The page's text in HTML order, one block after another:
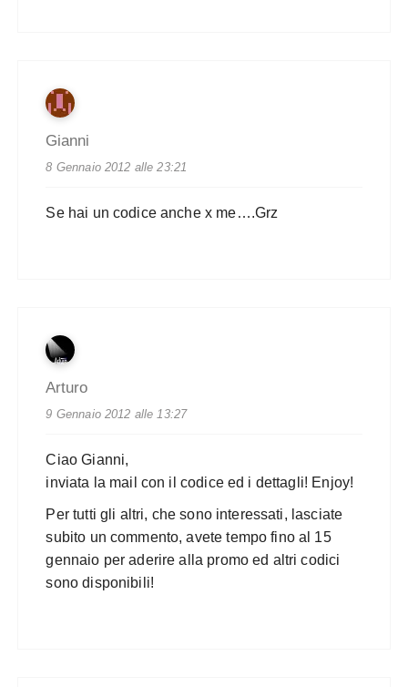
Gianni
8 Gennaio 2012 alle 23:21
Se hai un codice anche x me….Grz
Arturo
9 Gennaio 2012 alle 13:27
Ciao Gianni,
inviata la mail con il codice ed i dettagli! Enjoy!
Per tutti gli altri, che sono interessati, lasciate
subito un commento, avete tempo fino al 15
gennaio per aderire alla promo ed altri codici
sono disponibili!